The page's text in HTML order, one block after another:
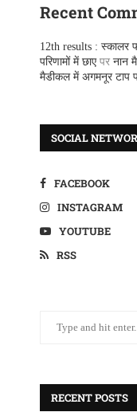
Recent
12th results : स्कालर
परिणामों में छाएपर नान
मैडीकल में अगमनूर टाप
SOCIAL
FACEBOOK
INSTAGRAM
YOUTUBE
RSS
RECENT POSTS